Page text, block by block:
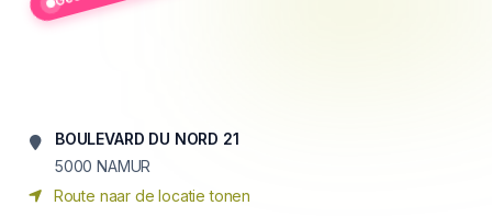
BOULEVARD DU NORD 21
5000 NAMUR
Route naar de locatie tonen